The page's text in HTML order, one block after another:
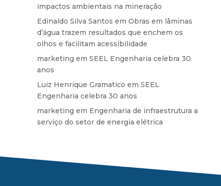
impactos ambientais na mineração
Edinaldo Silva Santos em Obras em lâminas
d’água trazem resultados que enchem os
olhos e facilitam acessibilidade
marketing em SEEL Engenharia celebra 30
anos
Luiz Henrique Gramatico em SEEL
Engenharia celebra 30 anos
marketing em Engenharia de infraestrutura a
serviço do setor de energia elétrica